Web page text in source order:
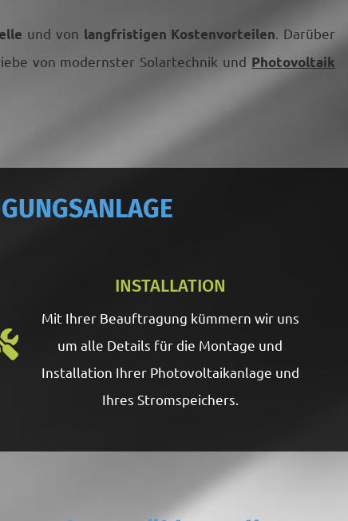
und von langfristigen Kostenvorteilen . Darüber
von modernster Solartechnik und Photovoltaik
INSTALLATION
Mit Ihrer Beauftragung kümmern wir uns
um alle Details für die Montage und
Installation Ihrer Photovoltaikanlage und
Ihres Stromspeichers.